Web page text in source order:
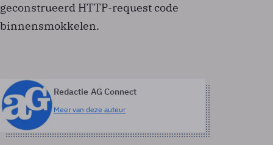
geconstrueerd HTTP-request code
binnensmokkelen.
Redactie AG Connect
Meer van deze auteur